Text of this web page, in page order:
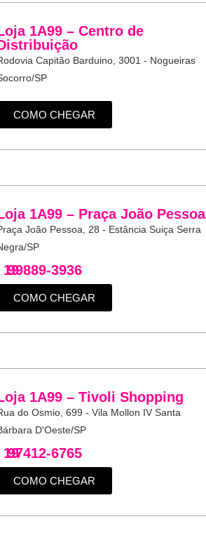
1A99 – Centro de
Capitão Barduino, 3001 - Nogueiras
SP
COMO CHEGAR
1A99 – Praça João Pessoa
João Pessoa, 28 - Estância Suiça Serra
SP
19
99889-3936
COMO CHEGAR
1A99 – Tivoli Shopping
do Osmio, 699 - Vila Mollon IV Santa
D'Oeste/SP
19
97412-6765
COMO CHEGAR